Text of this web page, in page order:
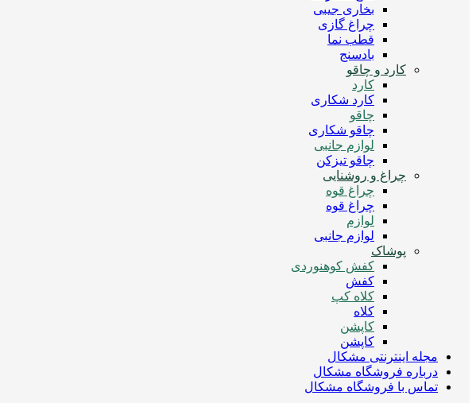
بخاری جیبی
چراغ گازی
قطب نما
بادسنج
کارد و چاقو
کارد
کارد شکاری
چاقو
چاقو شکاری
لوازم جانبی
چاقو تیزکن
چراغ و روشنایی
چراغ قوه
چراغ قوه
لوازم
لوازم جانبی
پوشاک
کفش کوهنوردی
کفش
کلاه کپ
کلاه
کاپشن
کاپشن
مجله اینترنتی مشکال
درباره فروشگاه مشکال
تماس با فروشگاه مشکال